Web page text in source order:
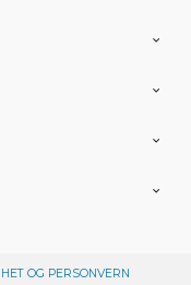
OG PERSONVERN